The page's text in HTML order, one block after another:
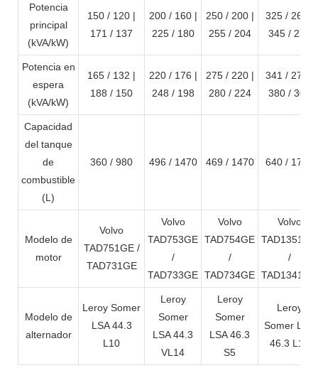
Potencia
principal
(kVA/kW)
150 / 120 |
171 / 137
200 / 160 |
225 / 180
250 / 200 |
255 / 204
325 / 260 |
345 / 276
Potencia en
espera
(kVA/kW)
165 / 132 |
188 / 150
220 / 176 |
248 / 198
275 / 220 |
280 / 224
341 / 273 |
380 / 304
Capacidad
del tanque
de
combustible
(L)
360 / 980 496 / 1470 469 / 1470 640 / 1775
Modelo de
motor
Volvo
TAD751GE /
TAD731GE
Volvo
TAD753GE
/
TAD733GE
Volvo
TAD754GE
/
TAD734GE
Volvo
TAD1351GE
/
TAD1341GE
Modelo de
alternador
Leroy Somer
LSA 44.3
L10
Leroy
Somer
LSA 44.3
VL14
Leroy
Somer
LSA 46.3
S5
Leroy
Somer LSA
46.3 L10